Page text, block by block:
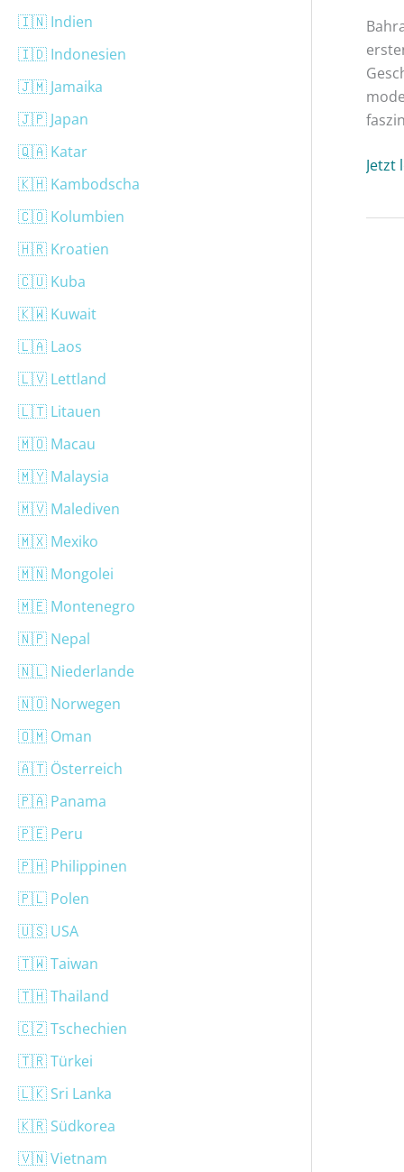
🇮🇳 Indien
🇮🇩 Indonesien
🇯🇲 Jamaika
🇯🇵 Japan
🇶🇦 Katar
🇰🇭 Kambodscha
🇨🇴 Kolumbien
🇭🇷 Kroatien
🇨🇺 Kuba
🇰🇼 Kuwait
🇱🇦 Laos
🇱🇻 Lettland
🇱🇹 Litauen
🇲🇴 Macau
🇲🇾 Malaysia
🇲🇻 Malediven
🇲🇽 Mexiko
🇲🇳 Mongolei
🇲🇪 Montenegro
🇳🇵 Nepal
🇳🇱 Niederlande
🇳🇴 Norwegen
🇴🇲 Oman
🇦🇹 Österreich
🇵🇦 Panama
🇵🇪 Peru
🇵🇭 Philippinen
🇵🇱 Polen
🇺🇸 USA
🇹🇼 Taiwan
🇹🇭 Thailand
🇨🇿 Tschechien
🇹🇷 Türkei
🇱🇰 Sri Lanka
🇰🇷 Südkorea
🇻🇳 Vietnam
Jetzt